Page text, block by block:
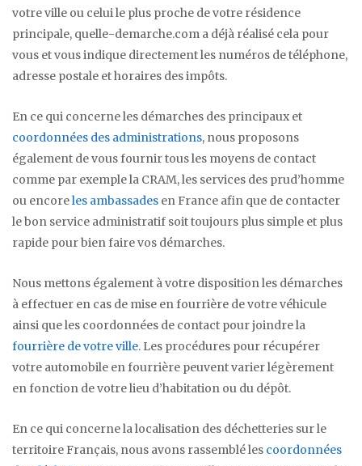
votre ville ou celui le plus proche de votre résidence
principale, quelle-demarche.com a déjà réalisé cela pour
vous et vous indique directement les numéros de téléphone,
adresse postale et horaires des impôts.
En ce qui concerne les démarches des principaux et
coordonnées des administrations, nous proposons
également de vous fournir tous les moyens de contact
comme par exemple la CRAM, les services des prud’homme
ou encoreles ambassades en France afin que de contacter
le bon service administratif soit toujours plus simple et plus
rapide pour bien faire vos démarches.
Nous mettons également à votre disposition les démarches
à effectuer en cas de mise en fourrière de votre véhicule
ainsi que les coordonnées de contact pour joindre la
fourrière de votre ville. Les procédures pour récupérer
votre automobile en fourrière peuvent varier légèrement
en fonction de votre lieu d’habitation ou du dépôt.
En ce qui concerne la localisation des déchetteries sur le
territoire Français, nous avons rassemblé les coordonnées